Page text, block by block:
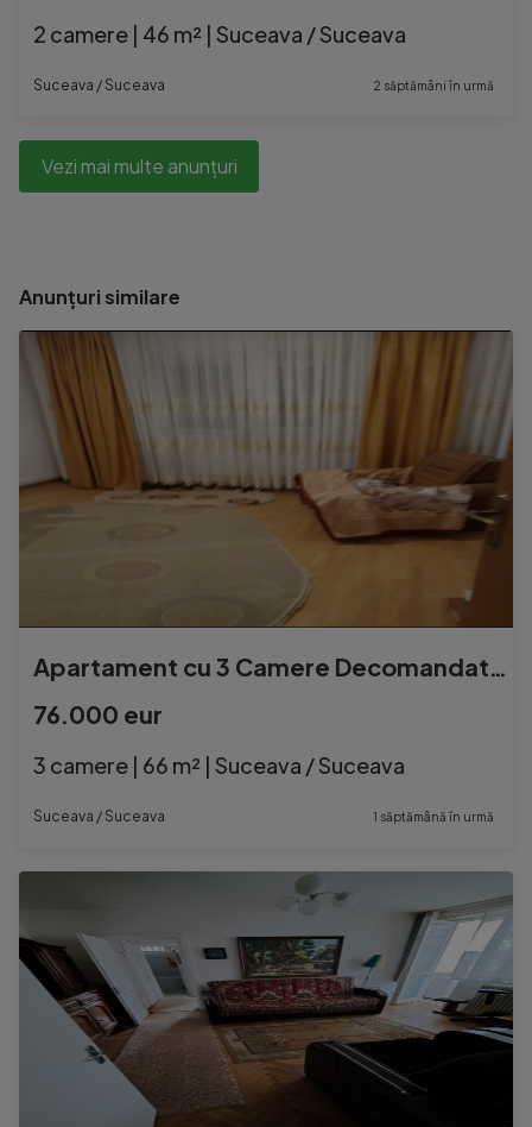
2 camere | 46 m² | Suceava / Suceava
Suceava / Suceava 2 săptămâni în urmă
Vezi mai multe anunțuri
Anunțuri similare
Apartament cu 3 Camere Decomandate Zona Burdujeni
76.000 eur
3 camere | 66 m² | Suceava / Suceava
Suceava / Suceava 1 săptămână în urmă